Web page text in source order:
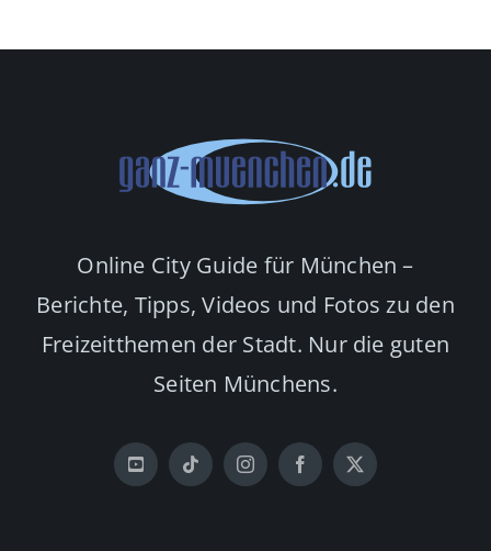
Online City Guide für München –
Berichte, Tipps, Videos und Fotos zu den
Freizeitthemen der Stadt. Nur die guten
Seiten Münchens.